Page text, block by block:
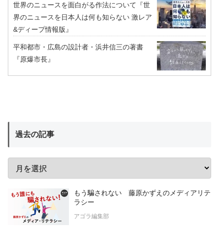
世界のニュースを面白がる作法について『世
界のニュースを日本人は何も知らない 激レア
&ディープ情報版』
平和都市・広島の設計者・浜井信三の著書
『原爆市長』
過去の記事
もう騙されない 藤原かずえのメディアリテ
ラシー
アゴラ編集部